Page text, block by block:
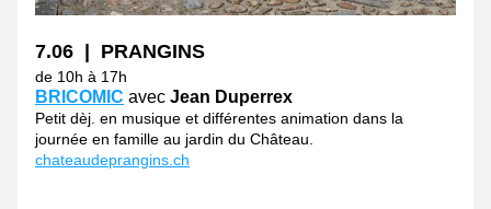
7.06  |  PRANGINS
de 10h à 17h
BRICOMIC avec Jean Duperrex
Petit dèj. en musique et différentes animation dans la
chateaudeprangins.ch